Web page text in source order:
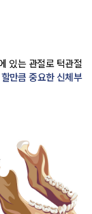
있는 관절로턱관절
만큼 중요한 신체부